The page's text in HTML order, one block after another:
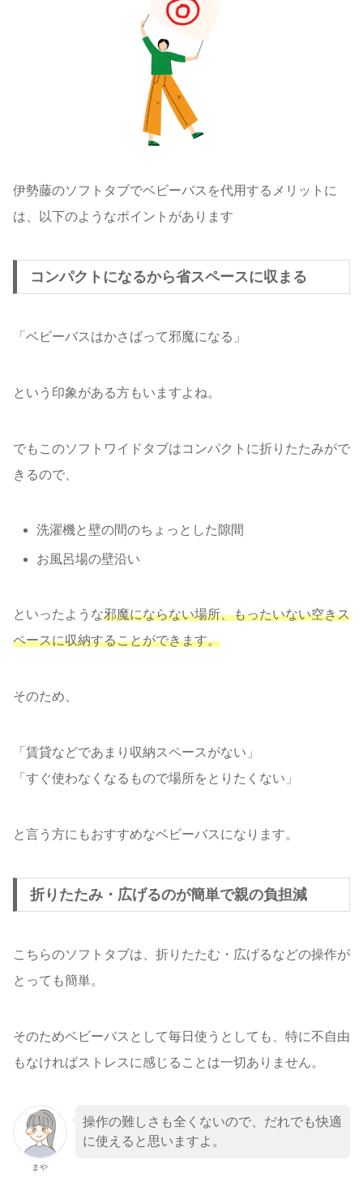
伊勢藤のソフトタブでベビーバスを代用するメリットに
は、以下のようなポイントがあります
コンパクトになるから省スペースに収まる
「ベビーバスはかさばって邪魔になる」
という印象がある方もいますよね。
でもこのソフトワイドタブはコンパクトに折りたたみがで
きるので、
洗濯機と壁の間のちょっとした隙間
お風呂場の壁沿い
といったような邪魔にならない場所、もったいない空きス
ペースに収納することができます。
そのため、
「賃貸などであまり収納スペースがない」
「すぐ使わなくなるもので場所をとりたくない」
と言う方にもおすすめなベビーバスになります。
折りたたみ・広げるのが簡単で親の負担減
こちらのソフトタブは、折りたたむ・広げるなどの操作が
とっても簡単。
そのためベビーバスとして毎日使うとしても、特に不自由
もなければストレスに感じることは一切ありません。
まや
操作の難しさも全くないので、だれでも快適
に使えると思いますよ。